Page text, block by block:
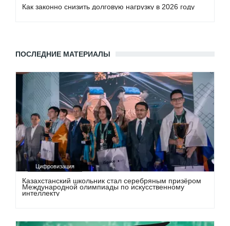
Как законно снизить долговую нагрузку в 2026 году
ПОСЛЕДНИЕ МАТЕРИАЛЫ
Цифровизация
Казахстанский школьник стал серебряным призёром
Международной олимпиады по искусственному
интеллекту